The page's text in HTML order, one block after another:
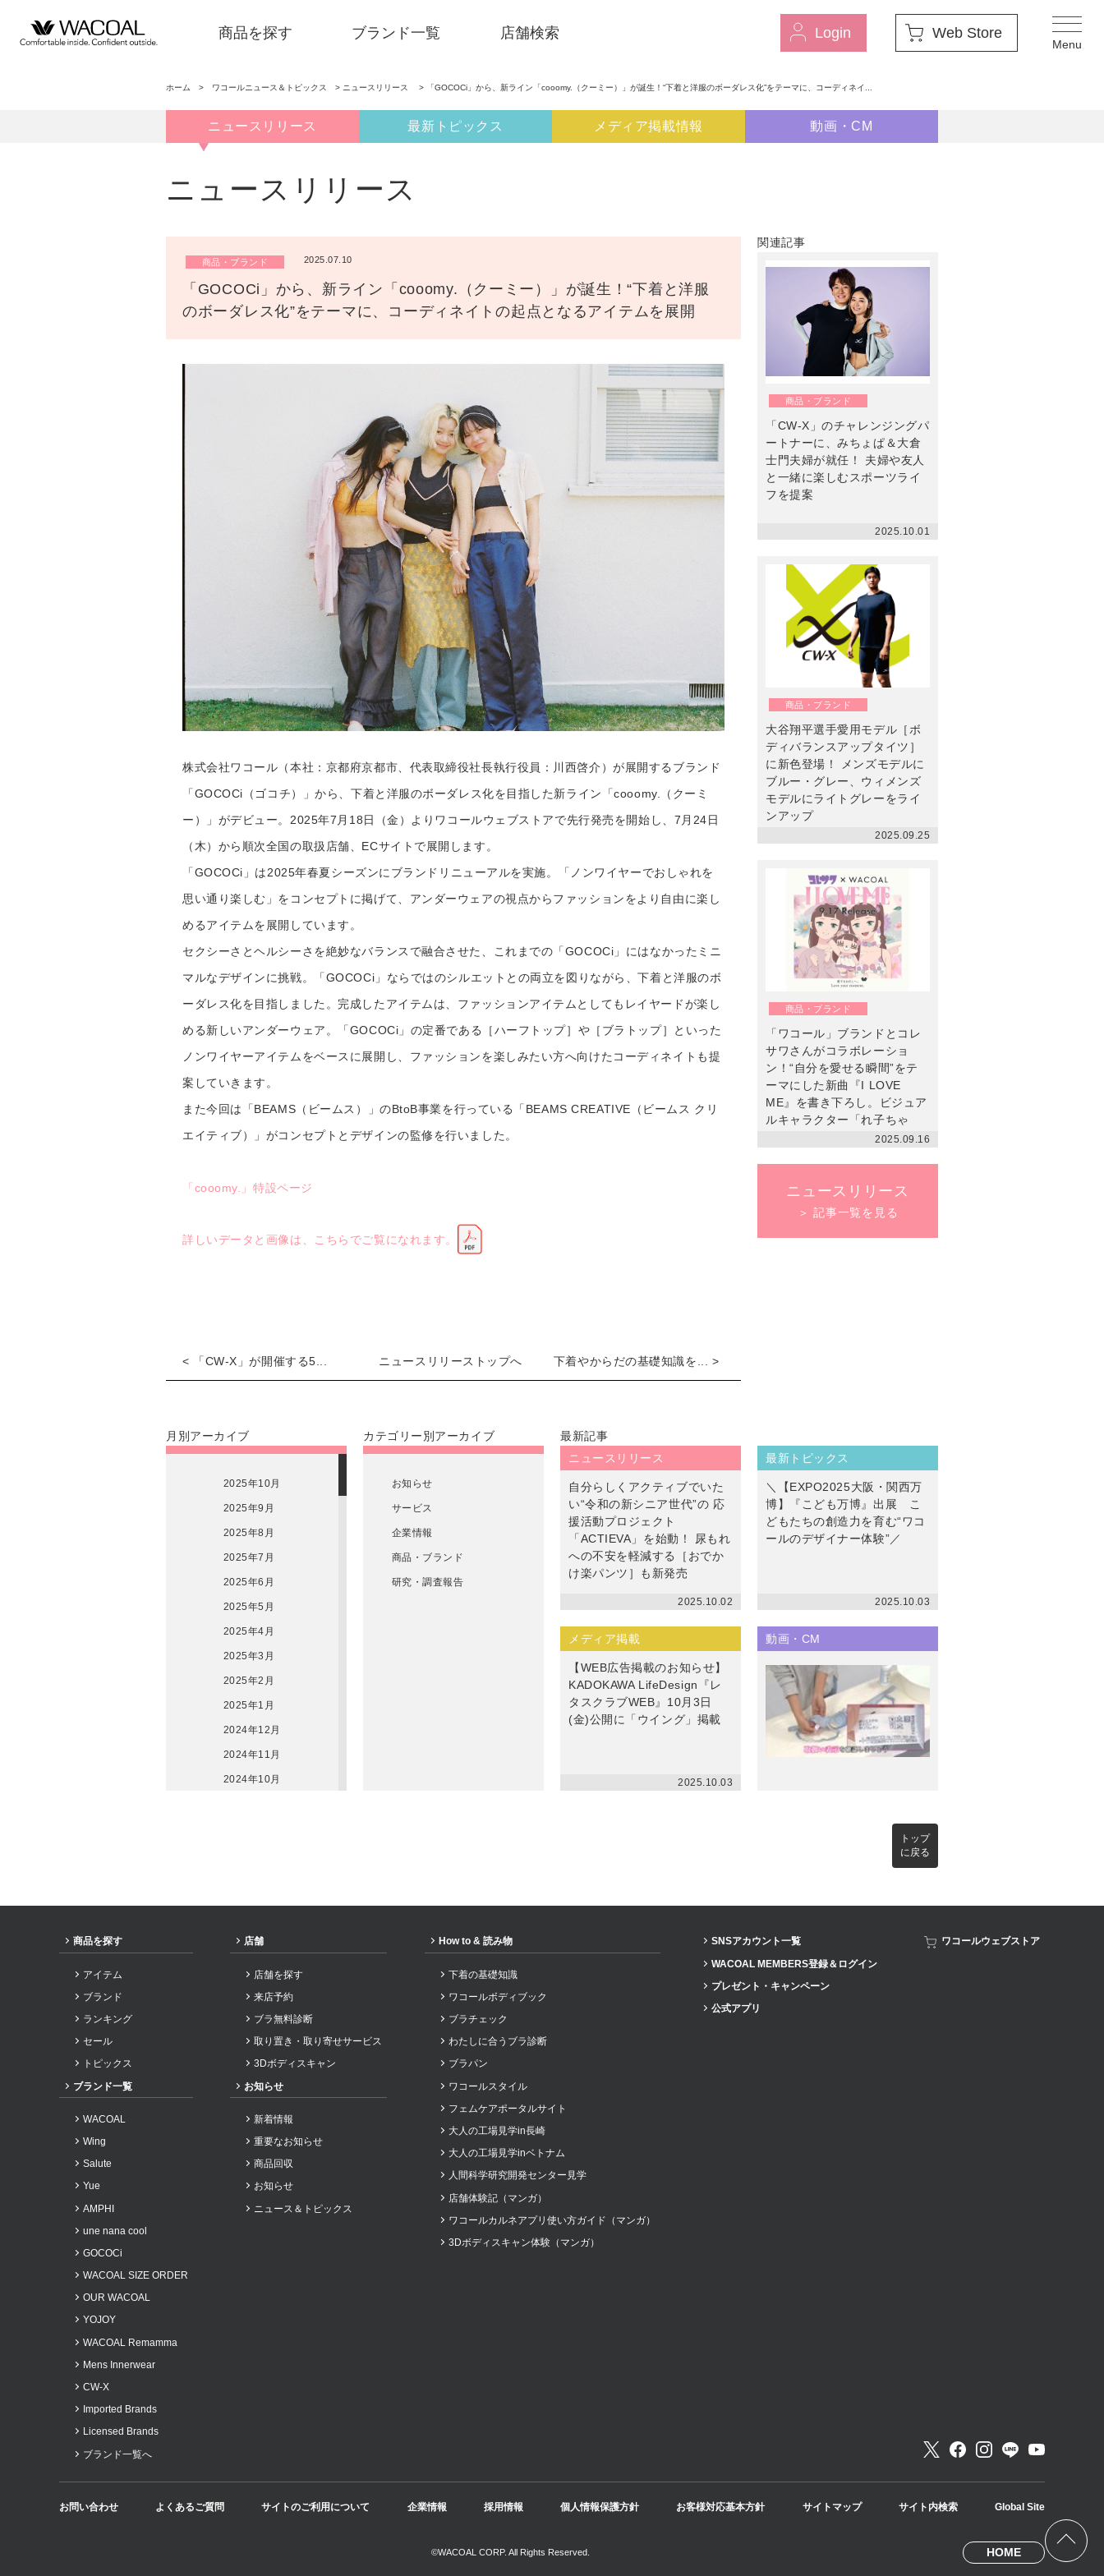
Login Web Store
商品を探す ブランド一覧 店舗検索
店舗検索
新着情報
ワコールウェブストア
公式アプリ
ニュース＆トピックス
プレゼント・キャンペーン
メールニュース登録
お問い合わせ
よくあるご質問
ホーム > ワコールニュース＆トピックス > ニュースリリース > 「GOCOCi」から、新ライン「cooomy.（クーミー）」が誕生！“下着と洋服のボーダレス化”をテーマに、コーディネイ...
ニュースリリース 最新トピックス メディア掲載情報 動画・CM
ニュースリリース
商品・ブランド 2025.07.10
「GOCOCi」から、新ライン「cooomy.（クーミー）」が誕生！“下着と洋服
のボーダレス化”をテーマに、コーディネイトの起点となるアイテムを展開
株式会社ワコール（本社：京都府京都市、代表取締役社長執行役員：川西啓介）が展開するブランド
「GOCOCi（ゴコチ）」から、下着と洋服のボーダレス化を目指した新ライン「cooomy.（クーミ
ー）」がデビュー。2025年7月18日（金）よりワコールウェブストアで先行発売を開始し、7月24日
（木）から順次全国の取扱店舗、ECサイトで展開します。
「GOCOCi」は2025年春夏シーズンにブランドリニューアルを実施。「ノンワイヤーでおしゃれを
思い通り楽しむ」をコンセプトに掲げて、アンダーウェアの視点からファッションをより自由に楽し
めるアイテムを展開しています。
セクシーさとヘルシーさを絶妙なバランスで融合させた、これまでの「GOCOCi」にはなかったミニ
マルなデザインに挑戦。「GOCOCi」ならではのシルエットとの両立を図りながら、下着と洋服のボ
ーダレス化を目指しました。完成したアイテムは、ファッションアイテムとしてもレイヤードが楽し
める新しいアンダーウェア。「GOCOCi」の定番である［ハーフトップ］や［ブラトップ］といった
ノンワイヤーアイテムをベースに展開し、ファッションを楽しみたい方へ向けたコーディネイトも提
案していきます。
また今回は「BEAMS（ビームス）」のBtoB事業を行っている「BEAMS CREATIVE（ビームス クリ
エイティブ）」がコンセプトとデザインの監修を行いました。
「cooomy.」特設ページ
詳しいデータと画像は、こちらでご覧になれます。
< 「CW-X」が開催する5... ニュースリリーストップへ 下着やからだの基礎知識を... >
関連記事
商品・ブランド
「CW-X」のチャレンジングパ
ートナーに、みちょぱ＆大倉
士門夫婦が就任！ 夫婦や友人
と一緒に楽しむスポーツライ
フを提案
2025.10.01
商品・ブランド
大谷翔平選手愛用モデル［ボ
ディバランスアップタイツ］
に新色登場！ メンズモデルに
ブルー・グレー、ウィメンズ
モデルにライトグレーをライ
ンアップ
2025.09.25
商品・ブランド
「ワコール」ブランドとコレ
サワさんがコラボレーショ
ン！“自分を愛せる瞬間”をテ
ーマにした新曲『I LOVE
ME』を書き下ろし。ビジュア
ルキャラクター「れ子ちゃ
ん」デザインの［ナイトアッ
2025.09.16
ニュースリリース
＞ 記事一覧を見る
月別アーカイブ
2025年10月
2025年9月
2025年8月
2025年7月
2025年6月
2025年5月
2025年4月
2025年3月
2025年2月
2025年1月
2024年12月
2024年11月
2024年10月
2024年2月
2024年1月
2023年12月
2023年11月
2023年10月
2023年8月
2023年7月
2023年6月
カテゴリー別アーカイブ
お知らせ
サービス
企業情報
商品・ブランド
研究・調査報告
最新記事
ニュースリリース
自分らしくアクティブでいた
い“令和の新シニア世代”の 応
援活動プロジェクト
「ACTIEVA」を始動！ 尿もれ
への不安を軽減する［おでか
け楽パンツ］も新発売
2025.10.02
最新トピックス
＼【EXPO2025大阪・関西万
博】『こども万博』出展 こ
どもたちの創造力を育む“ワコ
ールのデザイナー体験”／
2025.10.03
メディア掲載
【WEB広告掲載のお知らせ】
KADOKAWA LifeDesign『レ
タスクラブWEB』10月3日
(金)公開に「ウイング」掲載
2025.10.03
動画・CM
トップ
に戻る
商品を探す
アイテム
ブランド
ランキング
セール
トピックス
ブランド一覧
WACOAL
Wing
Salute
Yue
AMPHI
une nana cool
GOCOCi
WACOAL SIZE ORDER
OUR WACOAL
YOJOY
WACOAL Remamma
Mens Innerwear
CW-X
Imported Brands
Licensed Brands
ブランド一覧へ
店舗
店舗を探す
来店予約
ブラ無料診断
取り置き・取り寄せサービス
3Dボディスキャン
お知らせ
新着情報
重要なお知らせ
商品回収
お知らせ
ニュース＆トピックス
How to & 読み物
下着の基礎知識
ワコールボディブック
ブラチェック
わたしに合うブラ診断
ブラパン
ワコールスタイル
フェムケアポータルサイト
大人の工場見学in長崎
大人の工場見学inベトナム
人間科学研究開発センター見学
店舗体験記（マンガ）
ワコールカルネアプリ使い方ガイド（マンガ）
3Dボディスキャン体験（マンガ）
SNSアカウント一覧
WACOAL MEMBERS登録＆ログイン
プレゼント・キャンペーン
公式アプリ
ワコールウェブストア
お問い合わせ よくあるご質問 サイトのご利用について 企業情報 採用情報 個人情報保護方針 お客様対応基本方針 サイトマップ サイト内検索 Global Site
©WACOAL CORP. All Rights Reserved. HOME